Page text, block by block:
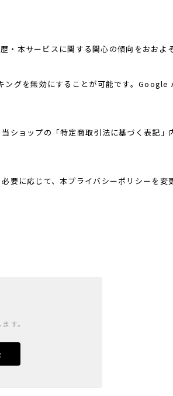
本サービスに関する関心の傾向をおおよ
ングを無効にすることが可能です。
ショップの「特定商取引法に基づく表記」
要に応じて、本プライバシーポリシーを変
す。